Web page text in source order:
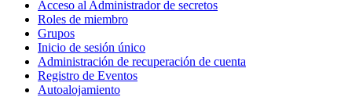
Acceso al Administrador de secretos
Roles de miembro
Grupos
Inicio de sesión único
Administración de recuperación de cuenta
Registro de Eventos
Autoalojamiento